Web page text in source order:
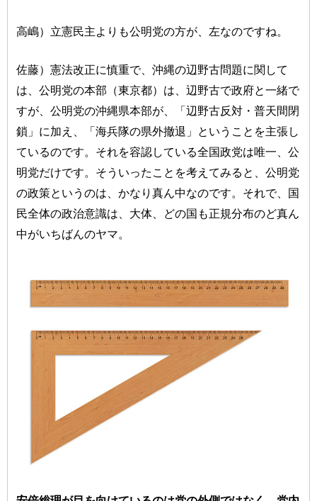
高嶋）立憲民主よりも公明党の方が、左なのですね。
佐藤）憲法改正に慎重で、沖縄の辺野古問題に関して
は、公明党の本部（東京都）は、辺野古で政府と一緒で
すが、公明党の沖縄県本部が、「辺野古反対・普天間閉
鎖」に加え、「海兵隊の県外撤退」ということを主張し
ているのです。それを容認している全国政党は唯一、公
明党だけです。そういったことを考えてみると、公明党
の政策というのは、かなり真ん中なのです。それで、国
民全体の政治意識は、大体、どの国も正規分布のど真ん
中がいちばんのヤマ。